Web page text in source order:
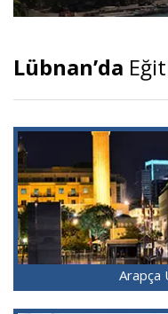
Lübnan’da
Arapça